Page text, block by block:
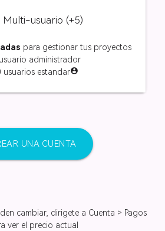
Multi-usuario (+5)
para gestionar tus proyectos
administrador
usuarios estandaraccount_circle
UNA CUENTA
cambiar, dirigete a Cuenta > Pagos
ver el precio actual